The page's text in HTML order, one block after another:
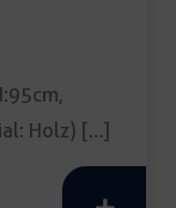
Holz) […]